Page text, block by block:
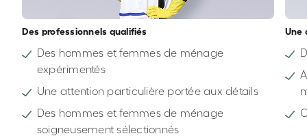
Des professionnels qualifiés
Des hommes et femmes de ménage
expérimentés
Une attention particulière portée aux détails
Des hommes et femmes de ménage
soigneusement sélectionnés
Une